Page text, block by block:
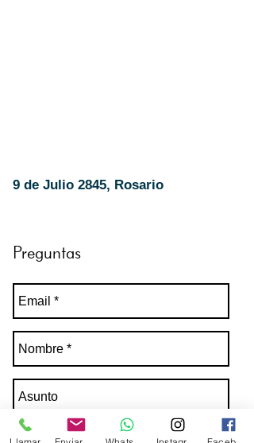
9 de Julio 2845, Rosario ​
Preguntas